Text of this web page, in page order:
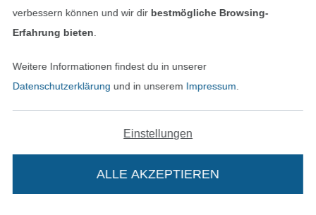
Finde mehr Inspiration
Nederlands
In den niederländischen
Français
In den
verbessern können und wir dir bestmögliche Browsing-
Erfahrung bieten
Weitere Informationen findest du in unserer
Datenschutzerklärung und in unserem Impressum
Einstellungen
ALLE AKZEPTIEREN